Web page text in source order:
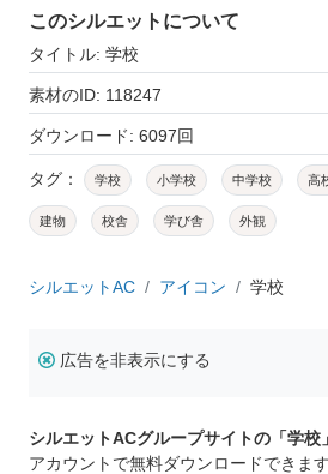
このシルエットについて
タイトル: 学校
素材のID: 118247
ダウンロード: 6097回
タグ： 学校 小学校 中学校 高
建物 校舎 学び舎 外観
シルエットAC アイコン 学校
広告を非表示にする
シルエットACグループサイトの「学校
アカウントで無料ダウンロードできます